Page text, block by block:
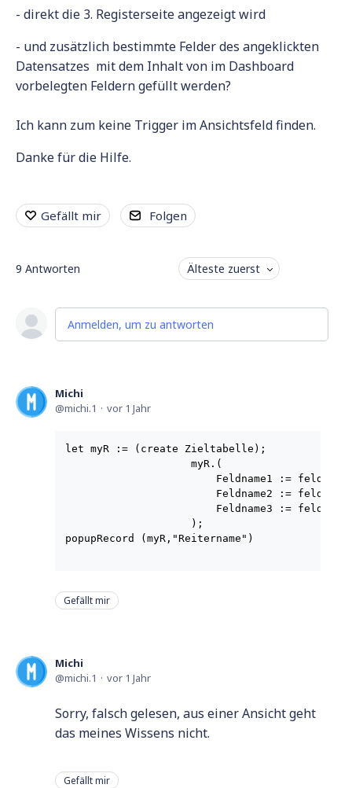
- direkt die 3. Registerseite angezeigt wird
- und zusätzlich bestimmte Felder des angeklickten
Datensatzes mit dem Inhalt von im Dashboard
vorbelegten Feldern gefüllt werden?
Ich kann zum keine Trigger im Ansichtsfeld finden.
Danke für die Hilfe.
Gefällt mir Folgen
9 Antworten Älteste zuerst
Anmelden, um zu antworten
Michi
michi.1
vor 1 Jahr
let myR := (create Zieltabelle);
                    myR.(
Feldname1 :=
Feldname2 :=
Feldname3 :=
                    );
popupRecord (myR,"Reitername")
Gefällt mir
Michi
michi.1
vor 1 Jahr
Sorry, falsch gelesen, aus einer Ansicht geht
das meines Wissens nicht.
Gefällt mir